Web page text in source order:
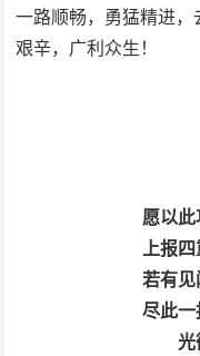
一路顺畅，勇猛精进
艰辛，广利众生！
愿以此
上报四
若有见
尽此一
光